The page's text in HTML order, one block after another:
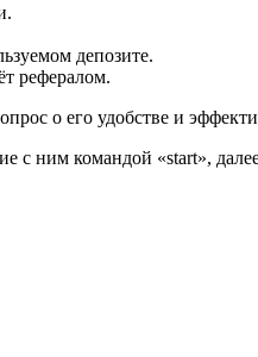
депозите.
рефералом.
о его удобстве и
с ним командой «start»,